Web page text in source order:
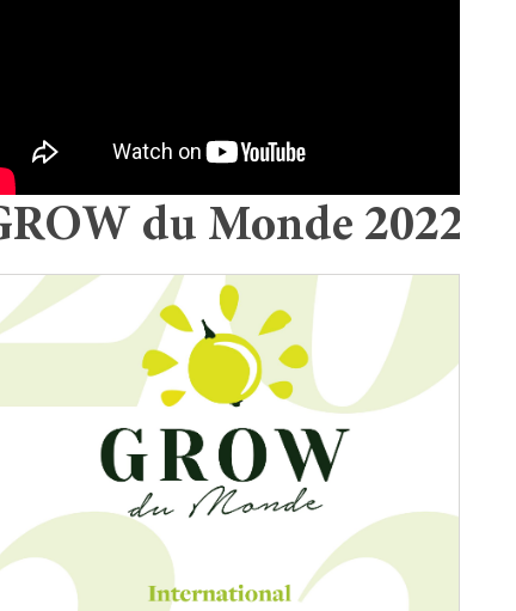
du Monde 2022